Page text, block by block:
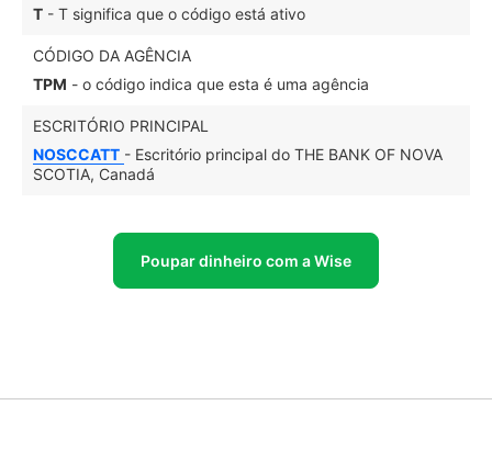
T - T significa que o código está ativo
CÓDIGO DA AGÊNCIA
TPM - o código indica que esta é uma agência
ESCRITÓRIO PRINCIPAL
NOSCCATT - Escritório principal do THE BANK OF NOVA
SCOTIA, Canadá
Poupar dinheiro com a Wise